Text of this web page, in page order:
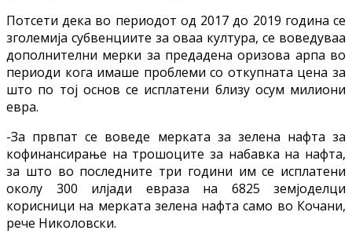
Потсети дека во периодот од 2017 до 2019 година се
зголемија субвенциите за оваа култура, се воведуваа
дополнителни мерки за предадена оризова арпа во
периоди кога имаше проблеми со откупната цена за
што по тој основ се исплатени близу осум милиони
евра.
-За првпат се воведе мерката за зелена нафта за
кофинансирање на трошоците за набавка на нафта,
за што во последните три години им се исплатени
околу 300 илјади евраза на 6825 земјоделци
корисници на мерката зелена нафта само во Кочани,
рече Николовски.